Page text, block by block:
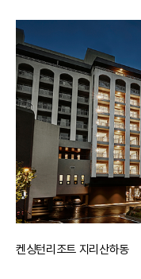
켄싱턴리조트 지리산하동